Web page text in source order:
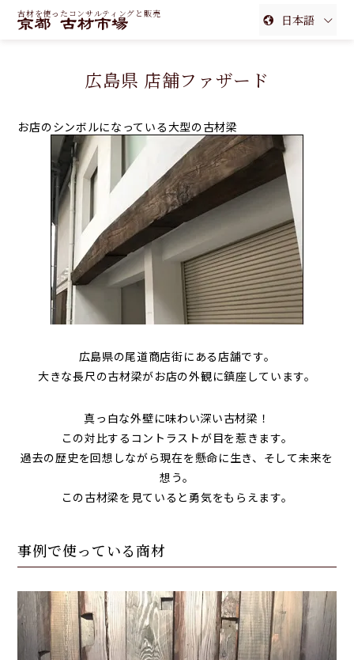
古材を使ったコンサルティングと販売
日本語
広島県 店舗ファザード
お店のシンボルになっている大型の古材梁
広島県の尾道商店街にある店舗です。
大きな長尺の古材梁がお店の外観に鎮座しています。
真っ白な外壁に味わい深い古材梁！
この対比するコントラストが目を惹きます。
過去の歴史を回想しながら現在を懸命に生き、そして未来を
想う。
この古材梁を見ていると勇気をもらえます。
事例で使っている商材